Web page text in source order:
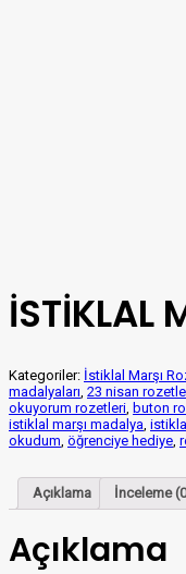
İSTİKLAL
Kategoriler: İstiklal Marşı
madalyaları 23 nisan
okuyorum rozetleri buton
istiklal marşı madalya
okudum öğrenciye hediye
Açıklama İnceleme
Açıklama